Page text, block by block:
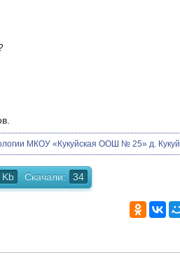
МКОУ «Кукуйская ООШ № 25» д. Кукуй
Kb Скачали: 34